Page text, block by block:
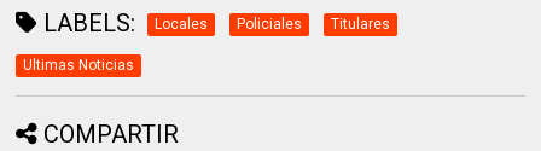
LABELS: Locales Policiales Titulares
Ultimas Noticias
COMPARTIR